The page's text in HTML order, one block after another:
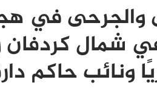
في
شمال
ونائب حاكم